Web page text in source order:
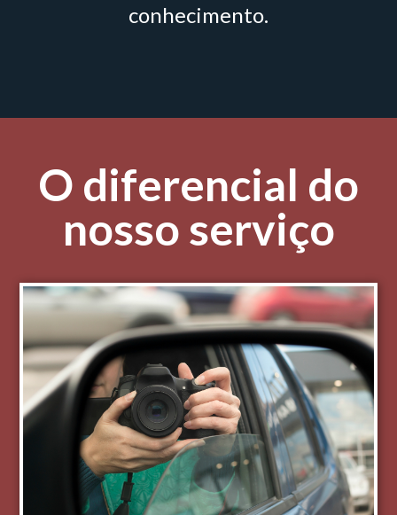
conhecimento.
O diferencial do
nosso serviço